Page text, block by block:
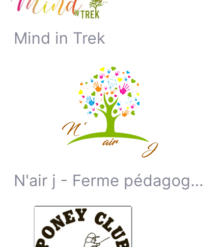
Mind in Trek
N'air j - Ferme pédagogique